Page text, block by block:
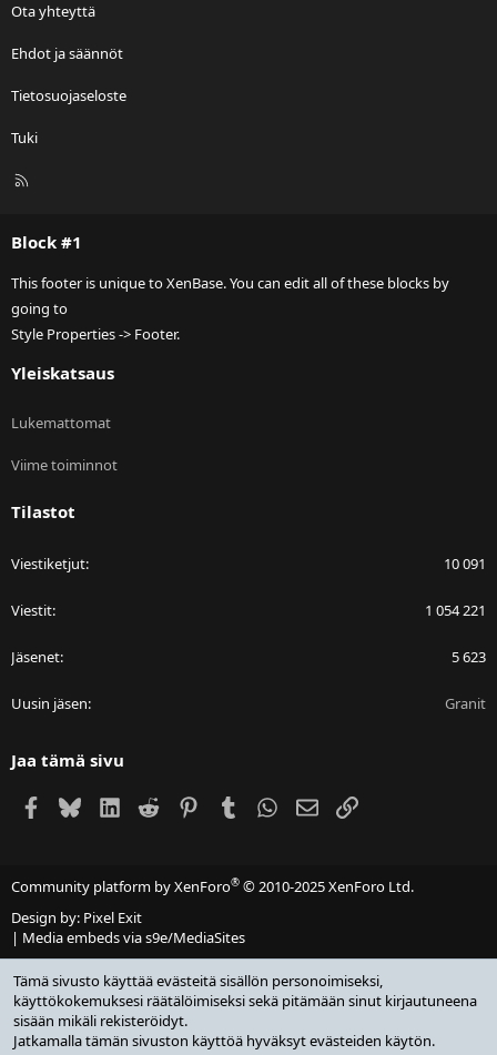
Ota yhteyttä
Ehdot ja säännöt
Tietosuojaseloste
Tuki
R
Block #1
This footer is unique to XenBase. You can edit all of these blocks by
going to
Style Properties -> Footer.
Yleiskatsaus
Lukemattomat
Viime toiminnot
Tilastot
Viestiketjut 10 091
Viestit 1 054 221
Jäsenet 5 623
Uusin jäsen Granit
Jaa tämä sivu
Facebook
BlueskyLinkedIn
Reddit PinterestTumblr WhatsApp
Sähköposti
Linkki
Community platform by XenForo® © 2010-2025 XenForo Ltd.
Design by: Pixel Exit
| Media embeds via s9e/MediaSites
Tämä sivusto käyttää evästeitä sisällön personoimiseksi,
käyttökokemuksesi räätälöimiseksi sekä pitämään sinut kirjautuneena
sisään mikäli rekisteröidyt.
Jatkamalla tämän sivuston käyttöä hyväksyt evästeiden käytön.